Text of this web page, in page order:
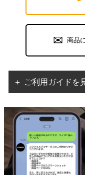
商品
＋ ご利用ガイドを